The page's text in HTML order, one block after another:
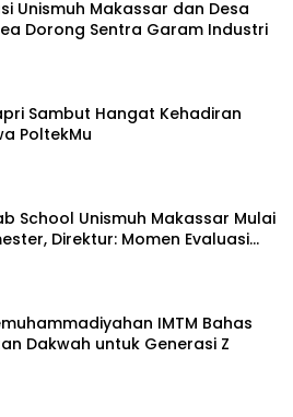
Unismuh Makassar dan Desa
Dorong Sentra Garam Industri
Sambut Hangat Kehadiran
PoltekMu
School Unismuh Makassar Mulai
Direktur: Momen Evaluasi
IMTM Bahas
Dakwah untuk Generasi Z